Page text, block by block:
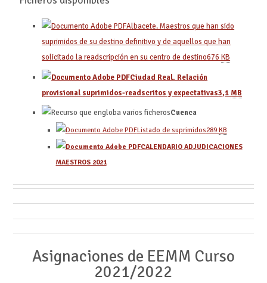
Albacete. Maestros que han sido
suprimidos de su destino definitivo y de aquellos que han
solicitado la readscripción en su centro de destino676KB
Ciudad Real. Relación
provisional suprimidos-readscritos y expectativas3,1 MB
Cuenca
Listado de suprimidos289 KB
CALENDARIO ADJUDICACIONES
MAESTROS 2021
Asignaciones de EEMM Curso
2021/2022